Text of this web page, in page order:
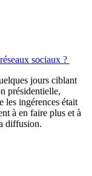
sociaux ?
jours ciblant
présidentielle,
les ingérences était
à en faire plus et à
diffusion.